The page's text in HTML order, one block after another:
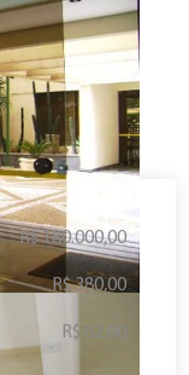
R$ 180.000,00
R$ 380,00
R$ 82,00